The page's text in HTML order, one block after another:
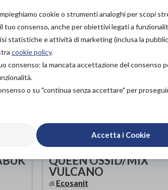
CORA VELCRO FOAM
QUEEN OSSID/MIX
VULCANO
di Ecosanit
cookie o strumenti analoghi per scopi
tuo consenso, anche per obiettivi legati a
statistiche e attività di marketing (inclusa la
cookie policy.
consenso: la mancata accettazione del consenso
o su "continua senza accettare" per
Accetta i Cookie